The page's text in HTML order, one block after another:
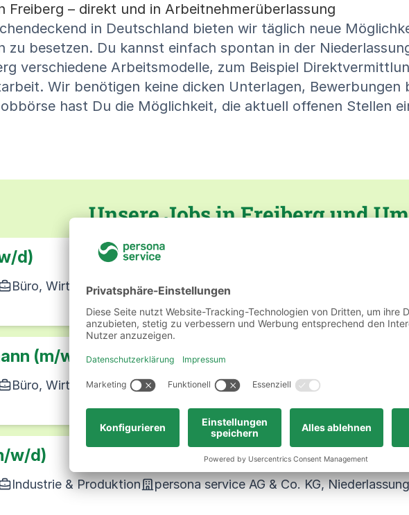
Freiberg – direkt und in Arbeitnehmerüberlassung
in Deutschland bieten wir täglich neue
zu besetzen. Du kannst einfach spontan in der
verschiedene Arbeitsmodelle, zum Beispiel
Wir benötigen keine dicken Unterlagen, Bewerbungen
hast Du die Möglichkeit, die aktuell offenen Stellen
Unsere Jobs in Freiberg und
d)
Büro, Wirtschaft & Verwaltung persona service AG & Co. KG,
(m/w/d)
Büro, Wirtschaft & Verwaltung persona service AG & Co. KG,
w/d)
Industrie & Produktion persona service AG & Co. KG,